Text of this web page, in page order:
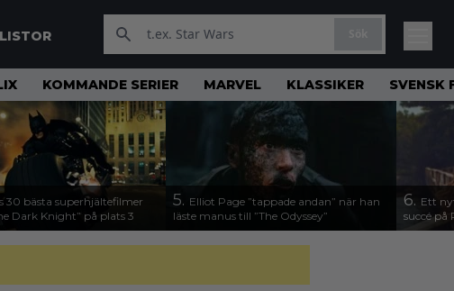
KOMMANDE SERIER MARVEL KLASSIKER SVENSK
30 bästa superhjältefilmer
Dark Knight” på plats 3
5. Elliot Page ”tappade andan” när han
läste manus till ”The Odyssey”
6. Ett
succé på